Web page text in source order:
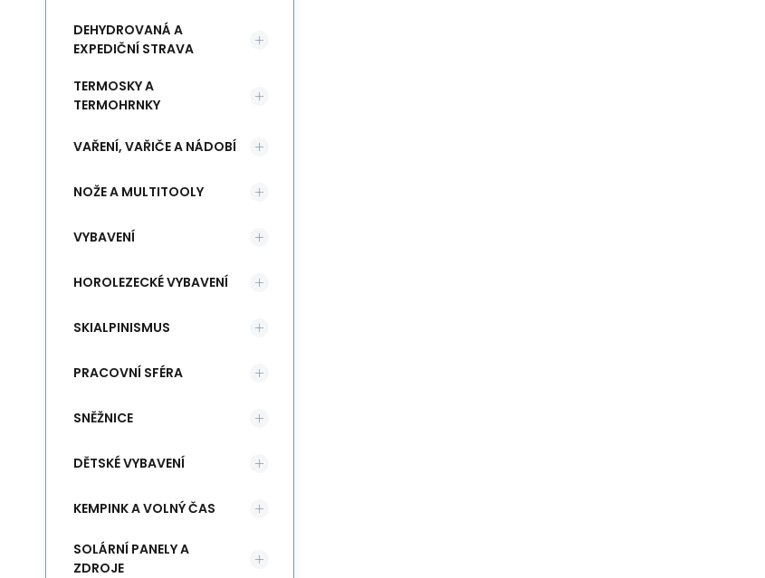
DEHYDROVANÁ A
EXPEDIČNÍ STRAVA
TERMOSKY A
TERMOHRNKY
VAŘENÍ, VAŘIČE A NÁDOBÍ
NOŽE A MULTITOOLY
VYBAVENÍ
HOROLEZECKÉ VYBAVENÍ
SKIALPINISMUS
PRACOVNÍ SFÉRA
SNĚŽNICE
DĚTSKÉ VYBAVENÍ
KEMPINK A VOLNÝ ČAS
SOLÁRNÍ PANELY A
ZDROJE